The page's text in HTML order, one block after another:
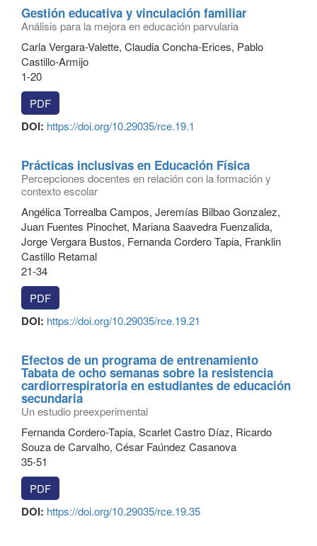
Gestión educativa y vinculación familiar
Análisis para la mejora en educación parvularia
Carla Vergara-Valette, Claudia Concha-Erices, Pablo
Castillo-Armijo
1-20
PDF
DOI: https://doi.org/10.29035/rce.19.1
Prácticas inclusivas en Educación Física
Percepciones docentes en relación con la formación y
contexto escolar
Angélica Torrealba Campos, Jeremías Bilbao Gonzalez,
Juan Fuentes Pinochet, Mariana Saavedra Fuenzalida,
Jorge Vergara Bustos, Fernanda Cordero Tapia, Franklin
Castillo Retamal
21-34
PDF
DOI: https://doi.org/10.29035/rce.19.21
Efectos de un programa de entrenamiento
Tabata de ocho semanas sobre la resistencia
cardiorrespiratoria en estudiantes de educación
secundaria
Un estudio preexperimental
Fernanda Cordero-Tapia, Scarlet Castro Díaz, Ricardo
Souza de Carvalho, César Faúndez Casanova
35-51
PDF
DOI: https://doi.org/10.29035/rce.19.35